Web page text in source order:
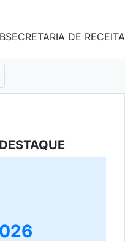
DE RECEITA